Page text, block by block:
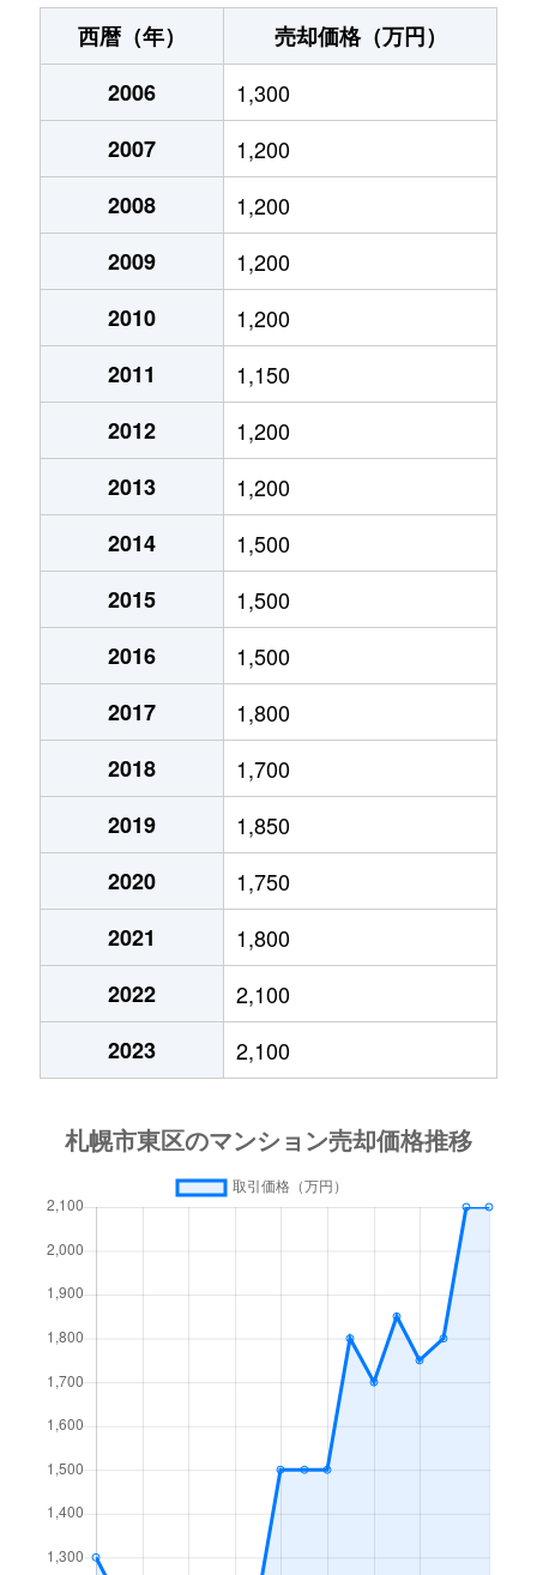
北７条東
3,500万円 東区役所前
北８条東
1,200万円
北８条東
1,400万円
北８条東
390万円
北８条東
390万円
北８条東
300万円
北８条東
3,000万円
北８条東
2,600万円
北９条東
3,400万円
北１０条東
1,800万円
北１０条東
1,900万円
北１２条東
1,800万円
北１２条東
2,700万円
北１２条東
2,300万円
北１３条東
3,800万円
北１３条東
2,100万円
北１４条東
1,700万円
北１５条東
2,100万円
北１５条東
3,000万円
北１７条東
環状通東
2,700万円 環状通東
北１８条東
北１９条東
350万円 北18条
北１９条東
北18条
北18条
北２０条東
2,200万円 北18条
北２０条東
1,600万円
西暦（年）
売却価格（万円）
2006
1,300
2007
1,200
2008
1,200
2009
1,200
2010
1,200
2011
1,150
2012
1,200
2013
1,200
2014
1,500
2015
1,500
2016
1,500
2017
1,800
2018
1,700
2019
1,850
2020
1,750
2021
1,800
2022
2,100
2023
2,100